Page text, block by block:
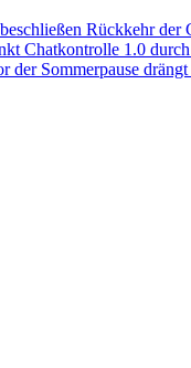
Rückkehr
Chatkontrolle 1.0
der Sommerpause